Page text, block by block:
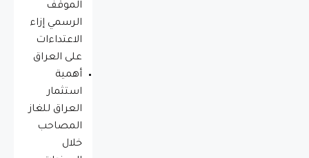
الموقف
الرسمي إزاء
الاعتداءات
على العراق
أهمية
استثمار
العراق للغاز
المصاحب
خلال